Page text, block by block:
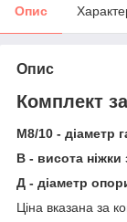
Опис
Опис
Комплект
М8/10 - діаметр
В - висота ніжки
Д - діаметр
Ціна вказана за